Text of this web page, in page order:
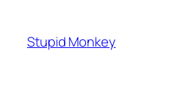
content
Stupid Monkey